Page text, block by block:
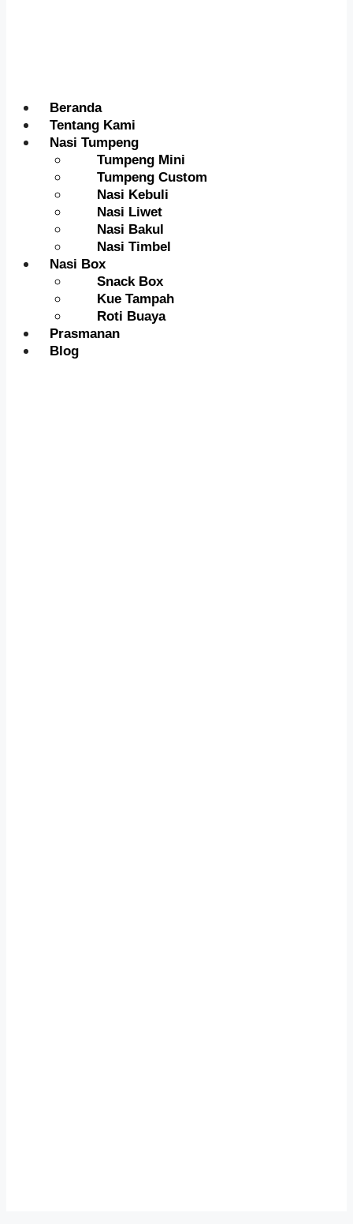
Menu
Beranda
Tentang Kami
Nasi Tumpeng
Tumpeng Mini
Tumpeng Custom
Nasi Kebuli
Nasi Liwet
Nasi Bakul
Nasi Timbel
Nasi Box
Snack Box
Kue Tampah
Roti Buaya
Prasmanan
Blog